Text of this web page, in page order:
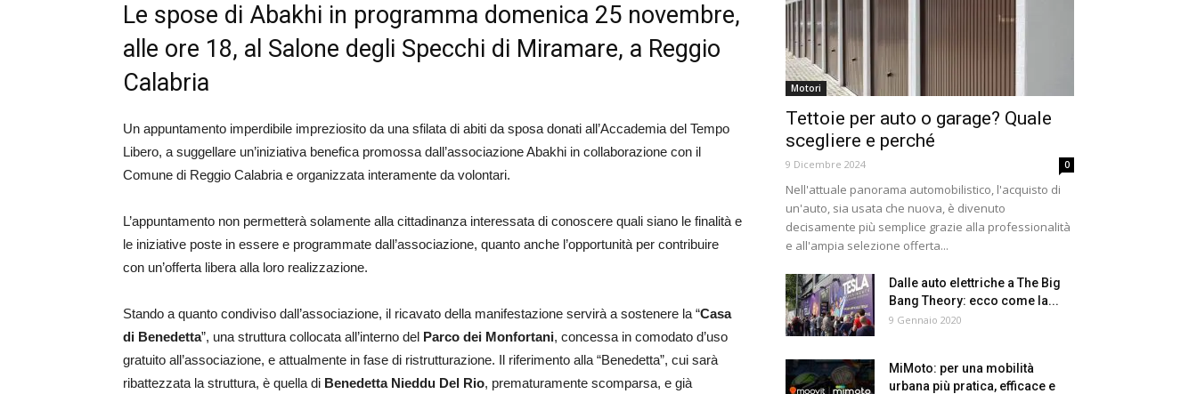
Le spose di Abakhi in programma domenica 25 novembre,
alle ore 18, al Salone degli Specchi di Miramare, a Reggio
Calabria
Un appuntamento imperdibile impreziosito da una sfilata di abiti da sposa donati all’Accademia del Tempo
Libero, a suggellare un’iniziativa benefica promossa dall’associazione Abakhi in collaborazione con il
Comune di Reggio Calabria e organizzata interamente da volontari.
L’appuntamento non permetterà solamente alla cittadinanza interessata di conoscere quali siano le finalità e
le iniziative poste in essere e programmate dall’associazione, quanto anche l’opportunità per contribuire
con un’offerta libera alla loro realizzazione.
Stando a quanto condiviso dall’associazione, il ricavato della manifestazione servirà a sostenere la “Casa
di Benedetta”, una struttura collocata all’interno del Parco dei Monfortani, concessa in comodato d’uso
gratuito all’associazione, e attualmente in fase di ristrutturazione. Il riferimento alla “Benedetta”, cui sarà
ribattezzata la struttura, è quella di Benedetta Nieddu Del Rio, prematuramente scomparsa, e già
Motori
Tettoie per auto o garage? Quale
scegliere e perché
9 Dicembre 2024 0
Nell'attuale panorama automobilistico, l'acquisto di
un'auto, sia usata che nuova, è divenuto
decisamente più semplice grazie alla professionalità
e all'ampia selezione offerta...
Dalle auto elettriche a The Big
Bang Theory: ecco come la...
9 Gennaio 2020
MiMoto: per una mobilità
urbana più pratica, efficace e